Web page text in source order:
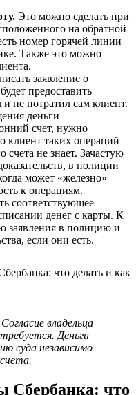
Это можно сделать при
на обратной
номер горячей линии
Также это можно
заявление о
предоставить
не потратил сам клиент.
деньги
счет, нужно
клиент таких операций
счета не знает. Зачастую
в полиции
может «железно»
к операциям.
соответствующее
денег с карты. К
заявления в полицию и
если они есть.
что делать и как
Согласие владельца
Деньги
суда независимо
Сбербанка: что